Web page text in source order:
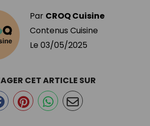
Par CROQ Cuisine
Contenus Cuisine
Le 03/05/2025
CET ARTICLE SUR